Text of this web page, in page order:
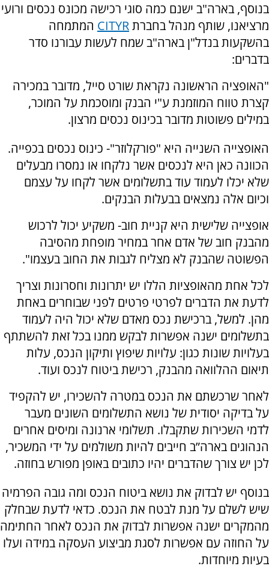
בנוסף, בארה"ב ישנם כמה סוגי רכישה מכונס נכסים ורועי
מרציאנו, שותף מנהל בחברתCITYR המתמחה
בהשקעות בנדל"ן בארה"ב שמח לעשות עבורנו סדר
בדברים:
"האופציה הראשונה נקראת שורט סייל, מדובר במכירה
קצרת טווח המוזמנת ע"י הבנק ומוסכמת על המוכר,
במילים פשוטות מדובר בכינוס נכסים מרצון.
האופצייה השנייה היא "פורקלוזר"- כינוס נכסים בכפייה.
הכוונה כאן היא לנכסים אשר נלקחו או נמסרו מבעלים
שלא יכלו לעמוד עוד בתשלומים אשר לקחו על עצמם
וכיום אלה נמצאים בבעלות הבנקים.
אופצייה שלישית היא קניית חוב- משקיע יכול לרכוש
מהבנק חוב של אדם אחר במחיר מופחת מהסיבה
הפשוטה שהבנק לא מצליח לגבות את החוב בעצמו".
לכל אחת מהאופציות הללו יש יתרונות וחסרונות וצריך
לדעת את הדברים לפרטי פרטים לפני שבוחרים באחת
מהן. למשל, ברכישת נכס מאדם שלא יכול היה לעמוד
בתשלומים ישנה אפשרות לבקש ממנו בכל זאת להשתתף
בעלויות שונות כגון: עלויות שיפוץ ותיקון הנכס, עלות
תיאום ההלוואה מהבנק, רכישת ביטוח לנכס ועוד.
לאחר שרכשתם את הנכס במטרה להשכירו, יש להקפיד
על בדיקה יסודית של נושא התשלומים השונים מעבר
לדמי השכירות שתקבלו. תשלומי ארנונה ומיסים אחרים
הנהוגים בארה”ב חייבים להיות משולמים על ידי המשכיר,
לכן יש צורך שהדברים יהיו כתובים באופן מפורש בחוזה.
בנוסף יש לבדוק את נושא ביטוח הנכס ומה גובה הפרמיה
שיש לשלם על מנת לבטח את הנכס. כדאי לדעת שבחלק
מהמקרים ישנה אפשרות לבדוק את הנכס לאחר החתימה
על החוזה עם אפשרות לסגת מביצוע העסקה במידה ועלו
בעיות מיוחדות.